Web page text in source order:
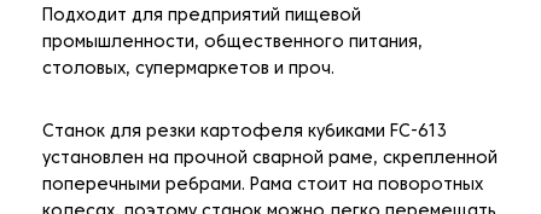
Подходит для предприятий пищевой
промышленности, общественного питания,
столовых, супермаркетов и проч.
Станок для резки картофеля кубиками FC-613
установлен на прочной сварной раме, скрепленной
поперечными ребрами. Рама стоит на поворотных